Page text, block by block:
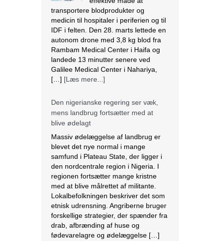
[Læs mere...]
Den nigerianske regering ser væk,
mens landbrug fortsætter med at
blive ødelagt
Massiv ødelæggelse af landbrug er
blevet det nye normal i mange
samfund i Plateau State, der ligger i
regionen fortsætter mange kristne
med at blive målrettet af militante.
Lokalbefolkningen beskriver det som
forskellige strategier, der spænder fra
drab, afbrænding af huse og
fødevarelagre og ødelæggelse […]
[Læs mere...]
Tre kristne mere anholdt i Indien
Sidste torsdag blev tre kristne
fængslet, efter at de var blevet
angrebet af en pøbel af radikale
hinduistiske nationalister i Uttar